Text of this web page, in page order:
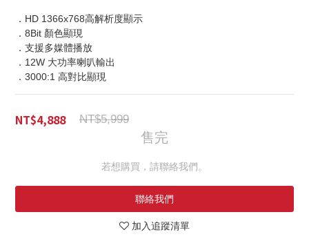
．HD 1366x768高解析度顯示
．8Bit 顏色顯現
．支援多媒體播放
．12W 大功率喇叭輸出
．3000:1 高對比顯現
NT$4,888 NT$5,999
售完
若想購買，請聯絡我們。
聯絡我們
加入追蹤清單